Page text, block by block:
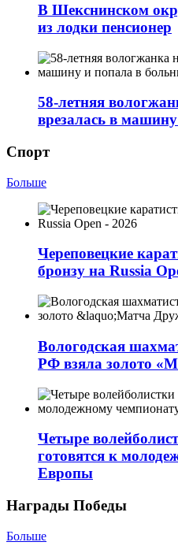
В Шекснинском
из лодки пенсионер
58-летняя
врезалась в
Спорт
Больше
Череповецкие
бронзу на Russia
Вологодская
РФ взяла золото
Четыре
готовятся к
Европы
Награды Победы
Больше